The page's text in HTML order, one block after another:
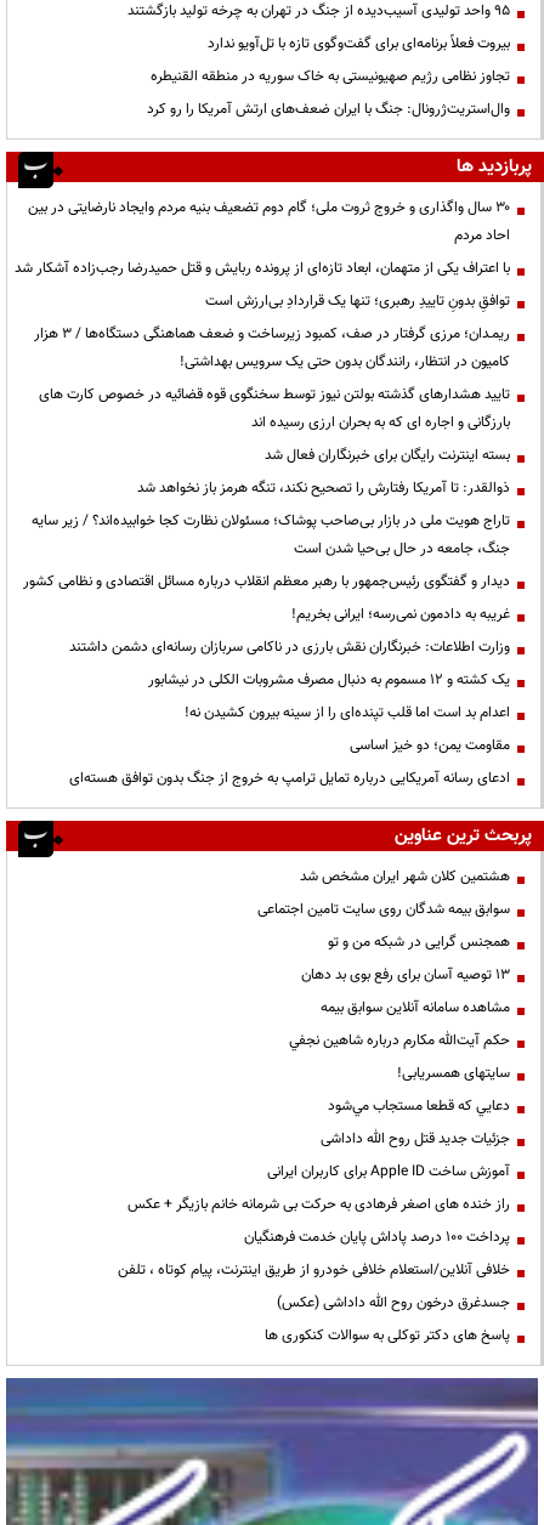
95 واحد تولیدی آسیب‌دیده از جنگ در تهران به چرخه تولید بازگشتند
بیروت فعلاً برنامه‌ای برای گفت‌وگوی تازه با تل‌آویو ندارد
تجاوز نظامی رژیم صهیونیستی به خاک سوریه در منطقه القنیطره
وال‌استریت‌ژرونال: جنگ با ایران ضعف‌های ارتش آمریکا را رو کرد
پربازدید ها
۳۰ سال واگذاری و خروج ثروت ملی؛ گام دوم تضعیف بنیه مردم وایجاد نارضایتی در بین
احاد مردم
با اعتراف یکی از متهمان، ابعاد تازه‌ای از پرونده ربایش و قتل حمیدرضا رجب‌زاده آشکار شد
توافقِ بدونِ تاییدِ رهبری؛ تنها یک قراردادِ بی‌ارزش است
ریمـدان؛ مرزی گرفتار در صف، کمبود زیرساخت و ضعف هماهنگی دستگاه‌ها / ۳ هزار
کامیون در انتظار، رانندگان بدون حتی یک سرویس بهداشتی!
تایید هشدارهای گذشته بولتن نیوز توسط سخنگوی قوه قضائیه در خصوص کارت های
بارزگانی و اجاره ای که به بحران ارزی رسیده اند
بسته اینترنت رایگان برای خبرنگاران فعال شد
ذوالقدر: تا آمریکا رفتارش را تصحیح نکند، تنگه هرمز باز نخواهد شد
تاراج هویت ملی در بازار بی‌صاحب پوشاک؛ مسئولان نظارت کجا خوابیده‌اند؟ / زیر سایه
جنگ، جامعه در حال بی‌حیا شدن است
دیدار و گفتگوی رئیس‌جمهور با رهبر معظم انقلاب درباره مسائل اقتصادی و نظامی کشور
غریبه به دادمون نمی‌رسه؛ ایرانی بخریم!
وزارت اطلاعات: خبرنگاران نقش بارزی در ناکامی سربازان رسانه‌ای دشمن داشتند
یک کشته و ۱۲ مسموم به دنبال مصرف مشروبات الکلی در نیشابور
اعدام بد است اما قلب تپنده‌ای را از سینه بیرون کشیدن نه!
مقاومت یمن؛ دو خیز اساسی
ادعای رسانه آمریکایی درباره تمایل ترامپ به خروج از جنگ بدون توافق هسته‌ای
پربحث ترین عناوین
هشتمین کلان شهر ایران مشخص شد
سوابق بیمه شدگان روی سایت تامین اجتماعی
همجنس گرایی در شبکه من و تو
13 توصیه آسان برای رفع بوی بد دهان
مشاهده سامانه آنلاين سوابق بیمه
حكم آيت‌الله مكارم درباره شاهين نجفي
سایتهای همسریابی!
دعايي كه قطعا مستجاب مي‌شود
جزئیات جدید قتل روح الله داداشی
آموزش ساخت Apple ID برای کاربران ایرانی
راز خنده های اصغر فرهادی به حرکت بی شرمانه خانم بازیگر + عکس
پرداخت ۱۰۰ درصد پاداش پایان خدمت فرهنگیان
خلافی آنلاین/استعلام خلافی خودرو از طریق اینترنت، پیام کوتاه ، تلفن
جسدغرق درخون روح الله داداشی (عکس)
پاسخ های دکتر توکلی به سوالات کنکوری ها